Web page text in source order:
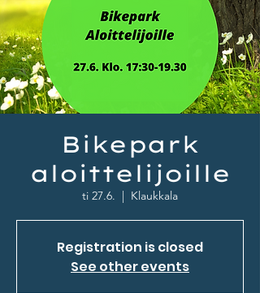
Bikepark
aloittelijoille
ti 27.6.
  |
Klaukkala
Registration is closed
See other events